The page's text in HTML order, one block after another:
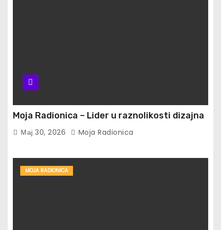
Moja Radionica – Lider u raznolikosti dizajna
Мај 30, 2026 Moja Radionica
MOJA RADIONICA